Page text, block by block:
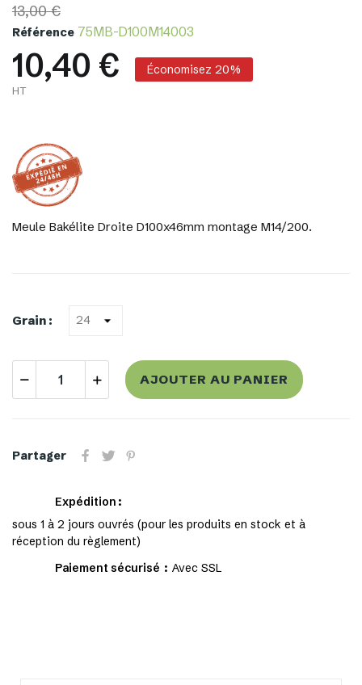
13,00 €
Référence 75MB-D100M14003
10,40 € Économisez 20%
HT
Meule Bakélite Droite D100x46mm montage M14/200.
Grain :
AJOUTER AU PANIER
Partager
Expédition
sous 1 à 2 jours ouvrés (pour les produits en stock et à
réception du règlement)
Paiement sécurisé
Avec SSL